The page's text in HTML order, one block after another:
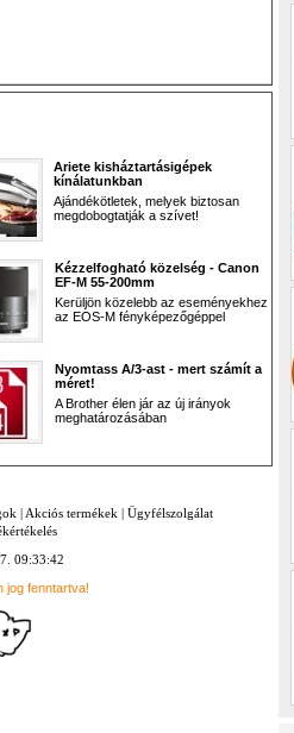
Ariete kisháztartásigépek
kínálatunkban
Ajándékötletek, melyek biztosan
megdobogtatják a szívet!
Kézzelfogható közelség - Canon
EF-M 55-200mm
Kerüljön közelebb az eseményekhez
az EOS-M fényképezőgéppel
Nyomtass A/3-ast - mert számít a
méret!
A Brother élen jár az új irányok
meghatározásában
| Akciós termékek | Ügyfélszolgálat
09:33:42
jog fenntartva!